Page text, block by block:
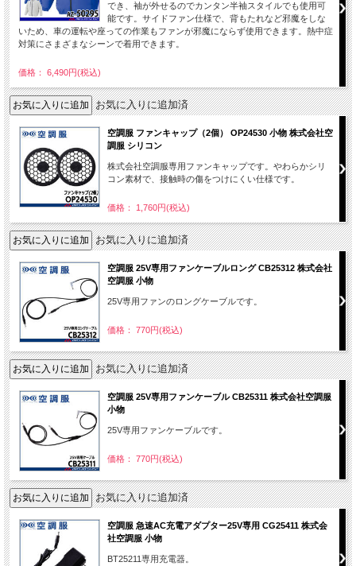
でき、袖が外せるのでカンタン半袖スタイルでも使用可
能です。サイドファン仕様で、背もたれなど邪魔をしな
いため、車の運転や座っての作業もファンが邪魔にならず使用できます。熱中症
対策にさまざまなシーンで着用できます。
価格： 6,490円(税込)
お気に入りに追加済
空調服 ファンキャップ（2個） OP24530 小物 株式会社空
調服 シリコン
株式会社空調服専用ファンキャップです。やわらかシリ
コン素材で、接触時の傷をつけにくい仕様です。
価格： 1,760円(税込)
お気に入りに追加済
空調服 25V専用ファンケーブルロング CB25312 株式会社
空調服 小物
25V専用ファンのロングケーブルです。
価格： 770円(税込)
お気に入りに追加済
空調服 25V専用ファンケーブル CB25311 株式会社空調服
小物
25V専用ファンケーブルです。
価格： 770円(税込)
お気に入りに追加済
空調服 急速AC充電アダプター25V専用 CG25411 株式会
社空調服 小物
BT25211専用充電器。